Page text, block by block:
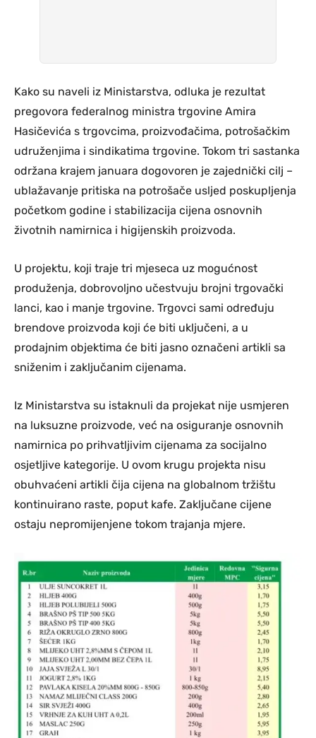
Kako su naveli iz Ministarstva, odluka je rezultat
pregovora federalnog ministra trgovine Amira
Hasičevića s trgovcima, proizvođačima, potrošačkim
udruženjima i sindikatima trgovine. Tokom tri sastanka
održana krajem januara dogovoren je zajednički cilj –
ublažavanje pritiska na potrošače usljed poskupljenja
početkom godine i stabilizacija cijena osnovnih
životnih namirnica i higijenskih proizvoda.
U projektu, koji traje tri mjeseca uz mogućnost
produženja, dobrovoljno učestvuju brojni trgovački
lanci, kao i manje trgovine. Trgovci sami određuju
brendove proizvoda koji će biti uključeni, a u
prodajnim objektima će biti jasno označeni artikli sa
sniženim i zaključanim cijenama.
Iz Ministarstva su istaknuli da projekat nije usmjeren
na luksuzne proizvode, već na osiguranje osnovnih
namirnica po prihvatljivim cijenama za socijalno
osjetljive kategorije. U ovom krugu projekta nisu
obuhvaćeni artikli čija cijena na globalnom tržištu
kontinuirano raste, poput kafe. Zaključane cijene
ostaju nepromijenjene tokom trajanja mjere.